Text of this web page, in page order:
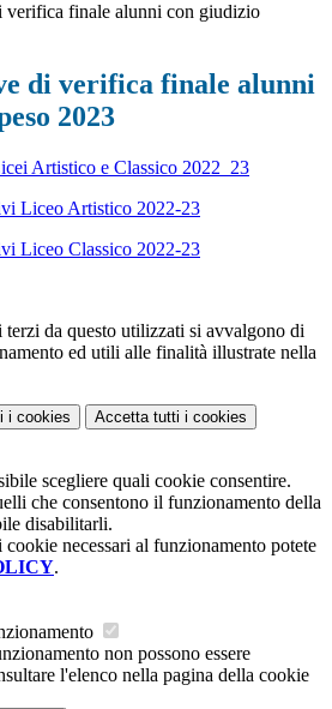
verifica finale alunni con giudizio
di verifica finale alunni
2023
Artistico e Classico 2022_23
Liceo Artistico 2022-23
Liceo Classico 2022-23
da questo utilizzati si avvalgono di
ed utili alle finalità illustrate nella
i cookies Accetta tutti i cookies
scegliere quali cookie consentire.
che consentono il funzionamento della
disabilitarli.
necessari al funzionamento potete
.
non possono essere
l'elenco nella pagina della cookie